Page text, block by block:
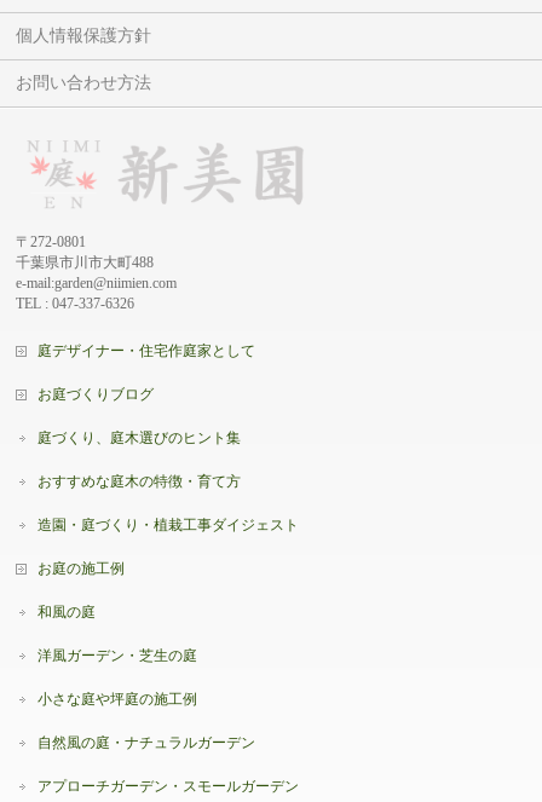
個人情報保護方針
お問い合わせ方法
〒272-0801
千葉県市川市大町488
e-mail:garden@niimien.com
TEL : 047-337-6326
庭デザイナー・住宅作庭家として
お庭づくりブログ
庭づくり、庭木選びのヒント集
おすすめな庭木の特徴・育て方
造園・庭づくり・植栽工事ダイジェスト
お庭の施工例
和風の庭
洋風ガーデン・芝生の庭
小さな庭や坪庭の施工例
自然風の庭・ナチュラルガーデン
アプローチガーデン・スモールガーデン